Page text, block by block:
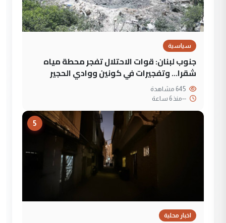
سياسية
جنوب لبنان: قوات الاحتلال تفجر محطة مياه
شقرا… وتفجيرات في كونين ووادي الحجير
--منذ 6 ساعة
5
اخبار محلية